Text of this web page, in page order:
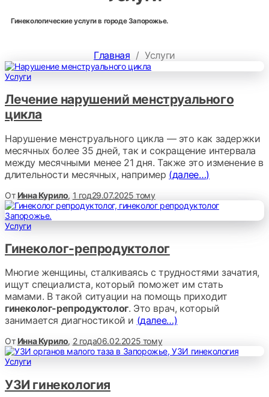
Гинекологические услуги в городе Запорожье.
Главная / Услуги
Услуги
Лечение нарушений менструального
цикла
Нарушение менструального цикла — это как задержки
месячных более 35 дней, так и сокращение интервала
между месячными менее 21 дня. Также это изменение в
длительности месячных, например (далее…)
ОтИнна Курило, 1 год29.07.2025 тому
Услуги
Гинеколог-репродуктолог
Многие женщины, сталкиваясь с трудностями зачатия,
ищут специалиста, который поможет им стать
мамами. В такой ситуации на помощь приходит
гинеколог-репродуктолог. Это врач, который
занимается диагностикой и (далее…)
ОтИнна Курило, 2 года06.02.2025 тому
Услуги
УЗИ гинекология